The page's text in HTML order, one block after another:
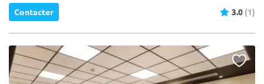
Contacter 3.0 (1)